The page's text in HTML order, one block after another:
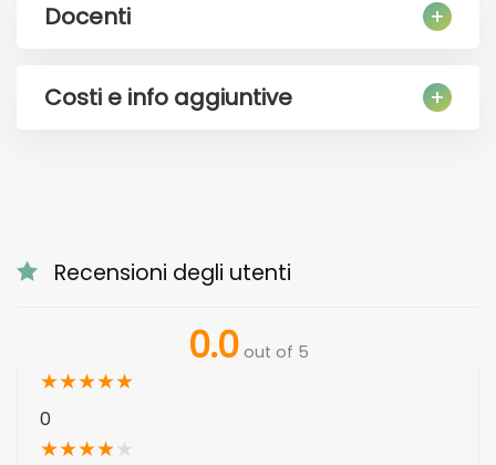
Docenti
Costi e info aggiuntive
Recensioni degli utenti
0.0 out of 5
★★★★★
0
★★★★★